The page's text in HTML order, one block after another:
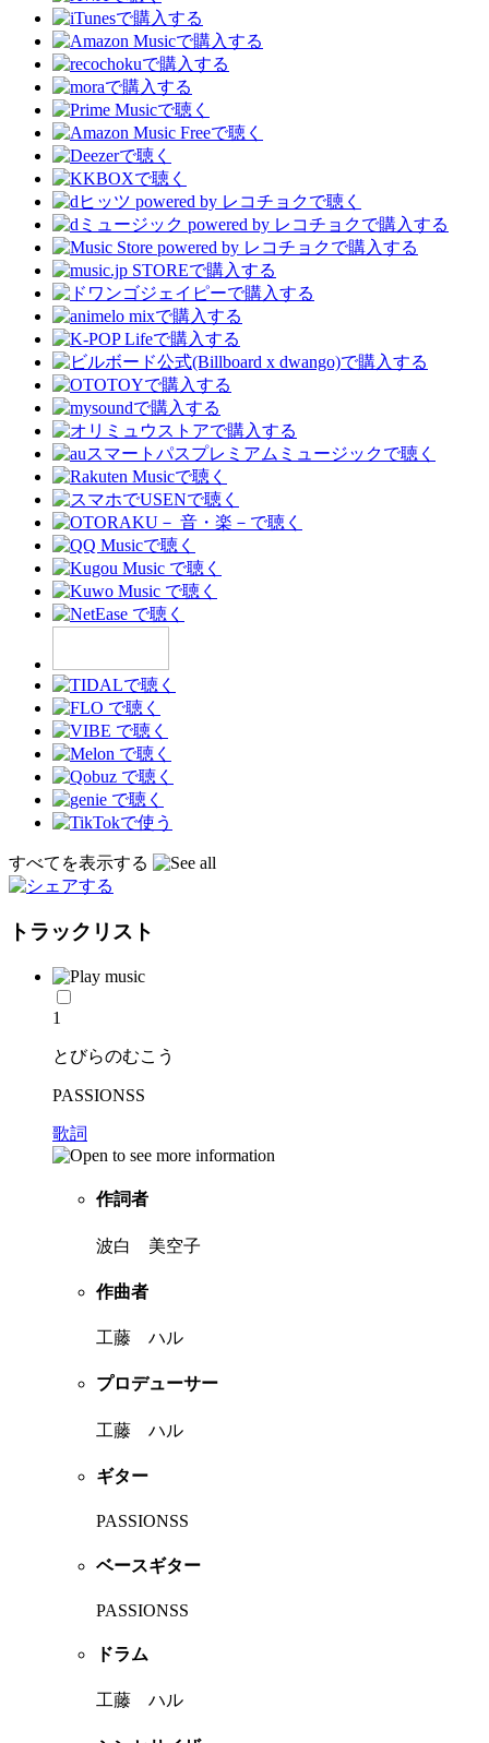
すべてを表示する
トラックリスト
1
とびらのむこう
PASSIONSS
歌詞
作詞者
波白 美空子
作曲者
工藤 ハル
プロデューサー
工藤 ハル
ギター
PASSIONSS
ベースギター
PASSIONSS
ドラム
工藤 ハル